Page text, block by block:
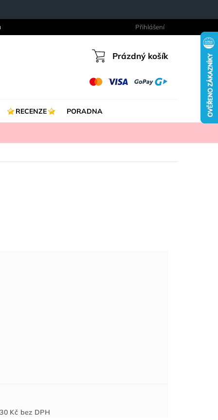
Přihlášení
Nákupní
Prázdný košík
RECENZE PORADNA
Kč bez DPHcena: